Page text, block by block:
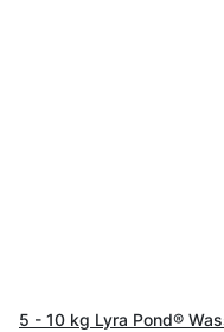
5 - 10 kg Lyra Pond®